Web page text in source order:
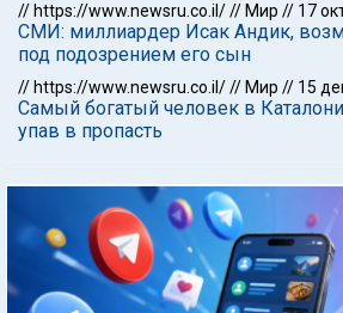
// https://www.newsru.co.il/// Мир // 17
СМИ: миллиардер Исак Андик,
под подозрением его сын
// https://www.newsru.co.il/// Мир // 15
Самый богатый человек в
упав в пропасть